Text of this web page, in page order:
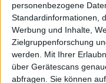
personenbezogene
Standardinformationen,
Werbung und Inhalte,
Zielgruppenforschung
werden. Mit Ihrer
über Gerätescans
abfragen. Sie können
#1